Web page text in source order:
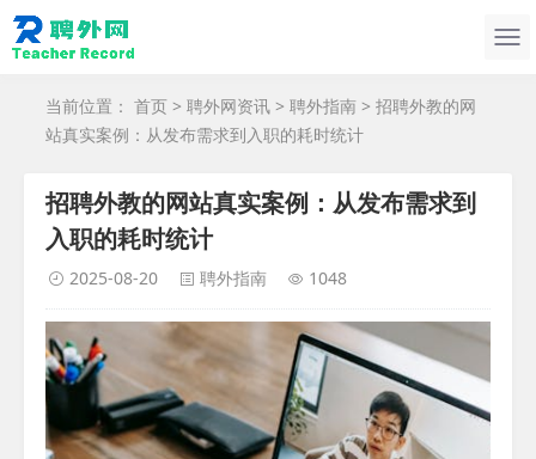
当前位置： 首页 > 聘外网资讯 > 聘外指南 > 招聘外教的网
站真实案例：从发布需求到入职的耗时统计
招聘外教的网站真实案例：从发布需求到
入职的耗时统计
2025-08-20 聘外指南 1048